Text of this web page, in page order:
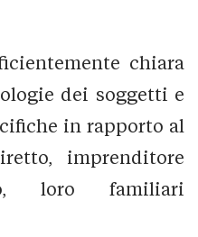
chiara
dei soggetti e
in rapporto al
imprenditore
loro familiari